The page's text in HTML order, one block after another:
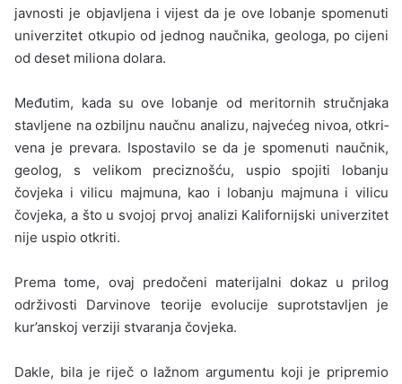
javnosti je objavljena i vijest da je ove lobanje spomenuti
univerzitet otkupio od jednog naučnika, geologa, po cijeni
od deset miliona dolara.
Međutim, kada su ove lobanje od meritornih stručnjaka
stavljene na ozbiljnu naučnu analizu, najvećeg nivoa, otkri­
vena je prevara. Ispostavilo se da je spomenuti naučnik,
geolog, s velikom preciznošću, uspio spojiti lobanju
čovjeka i vilicu majmuna, kao i lobanju majmuna i vilicu
čovjeka, a što u svojoj prvoj analizi Kalifornijski univerzitet
nije uspio otkriti.
Prema tome, ovaj predočeni materijalni dokaz u prilog
održivosti Darvinove teorije evolucije suprotstavljen je
kur’anskoj verziji stvaranja čovjeka.
Dakle, bila je riječ o lažnom argumentu koji je pripremio